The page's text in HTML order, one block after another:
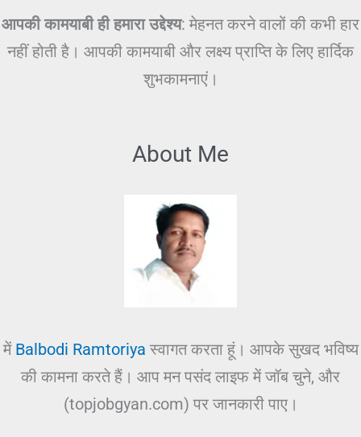
आपकी कामयाबी ही हमारा उद्देश्य: मेहनत करने वालों की कभी हार
नहीं होती है। आपकी कामयाबी और लक्ष्य प्राप्ति के लिए हार्दिक
शुभकामनाएं।
About Me
में Balbodi Ramtoriya स्वागत करता हूं। आपके सुखद भविष्य
की कामना करते हैं। आप मन पसंद लाइफ में जॉब चुने, और
(topjobgyan.com) पर जानकारी पाए।